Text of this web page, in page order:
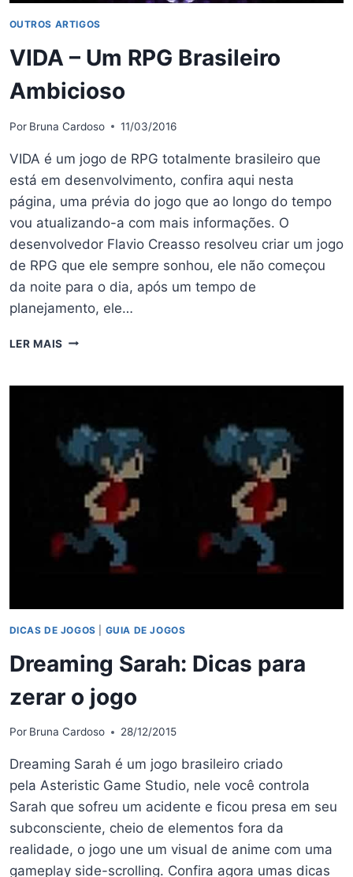
OUTROS ARTIGOS
VIDA – Um RPG Brasileiro
Ambicioso
Por Bruna Cardoso 11/03/2016
VIDA é um jogo de RPG totalmente brasileiro que
está em desenvolvimento, confira aqui nesta
página, uma prévia do jogo que ao longo do tempo
vou atualizando-a com mais informações. O
desenvolvedor Flavio Creasso resolveu criar um jogo
de RPG que ele sempre sonhou, ele não começou
da noite para o dia, após um tempo de
planejamento, ele…
LER MAIS VIDA
RPG
AMBICIOSO
DICAS DE JOGOS GUIA DE JOGOS
Dreaming Sarah: Dicas para
zerar o jogo
Por Bruna Cardoso 28/12/2015
Dreaming Sarah é um jogo brasileiro criado
pela Asteristic Game Studio, nele você controla
Sarah que sofreu um acidente e ficou presa em seu
subconsciente, cheio de elementos fora da
realidade, o jogo une um visual de anime com uma
gameplay side-scrolling. Confira agora umas dicas